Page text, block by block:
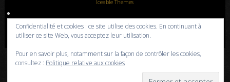
Iceable Themes
Accueil Blog Albums photos Histoires de l’aviation
Contrôle aérien
Livres
Liens Contact Politique de confidentialité
Confidentialité et cookies : ce site utilise des cookies. En continuant à
utiliser ce site Web, vous acceptez leur utilisation.
Pour en savoir plus, notamment sur la façon de contrôler les cookies,
consultez : Politique relative aux cookies